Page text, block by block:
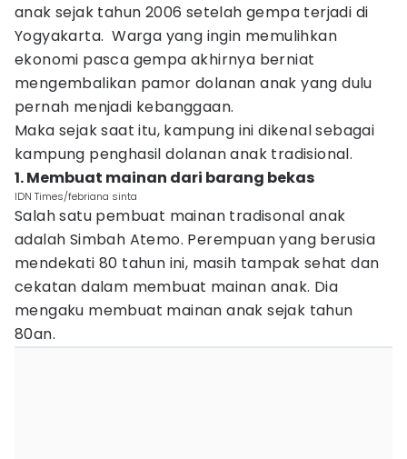
anak sejak tahun 2006 setelah gempa terjadi di
Yogyakarta. Warga yang ingin memulihkan
ekonomi pasca gempa akhirnya berniat
mengembalikan pamor dolanan anak yang dulu
pernah menjadi kebanggaan.
Maka sejak saat itu, kampung ini dikenal sebagai
kampung penghasil dolanan anak tradisional.
1. Membuat mainan dari barang bekas
IDN Times/febriana sinta
Salah satu pembuat mainan tradisonal anak
adalah Simbah Atemo. Perempuan yang berusia
mendekati 80 tahun ini, masih tampak sehat dan
cekatan dalam membuat mainan anak. Dia
mengaku membuat mainan anak sejak tahun
80an.